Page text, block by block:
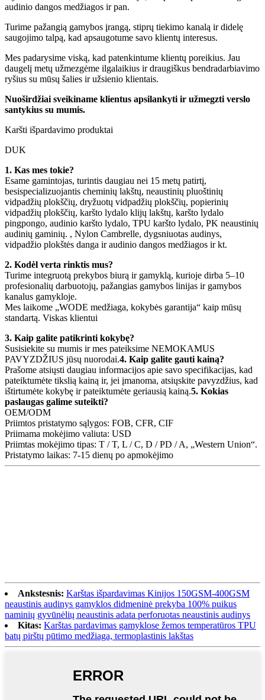
audinio dangos medžiagos ir pan.
Turime pažangią gamybos įrangą, stiprų tiekimo kanalą ir didelę
saugojimo talpą, kad apsaugotume savo klientų interesus.
Mes padarysime viską, kad patenkintume klientų poreikius. Jau
daugelį metų užmezgėme ilgalaikius ir draugiškus bendradarbiavimo
ryšius su mūsų šalies ir užsienio klientais.
Nuoširdžiai sveikiname klientus apsilankyti ir užmegzti verslo
santykius su mumis.
Karšti išpardavimo produktai
DUK
1. Kas mes tokie?
Esame gamintojas, turintis daugiau nei 15 metų patirtį,
besispecializuojantis cheminių lakštų, neaustinių pluoštinių
vidpadžių plokščių, dryžuotų vidpadžių plokščių, popierinių
vidpadžių plokščių, karšto lydalo klijų lakštų, karšto lydalo
pingpongo, audinio karšto lydalo, TPU karšto lydalo, PK neaustinių
audinių gaminių. , Nylon Cambrelle, dygsniuotas audinys,
vidpadžio plokštės danga ir audinio dangos medžiagos ir kt.
2. Kodėl verta rinktis mus?
Turime integruotą prekybos biurą ir gamyklą, kurioje dirba 5–10
profesionalių darbuotojų, pažangias gamybos linijas ir gamybos
kanalus gamykloje.
Mes laikome „WODE medžiaga, kokybės garantija“ kaip mūsų
standartą. Viskas klientui
3. Kaip galite patikrinti kokybę?
Susisiekite su mumis ir mes pateiksime NEMOKAMUS
PAVYZDŽIUS jūsų nuorodai.4. Kaip galite gauti kainą?
Prašome atsiųsti daugiau informacijos apie savo specifikacijas, kad
pateiktumėte tikslią kainą ir, jei įmanoma, atsiųskite pavyzdžius, kad
ištirtumėte kokybę ir pateiktumėte geriausią kainą.5. Kokias
paslaugas galime suteikti?
OEM/ODM
Priimtos pristatymo sąlygos: FOB, CFR, CIF
Priimama mokėjimo valiuta: USD
Priimtas mokėjimo tipas: T / T, L / C, D / PD / A, „Western Union“.
Pristatymo laikas: 7-15 dienų po apmokėjimo
Ankstesnis: Karštas išpardavimas Kinijos 150GSM-400GSM
neaustinis audinys gamyklos didmeninė prekyba 100% puikus
naminių gyvūnėlių neaustinis adata perforuotas neaustinis audinys
Kitas: Karštas pardavimas gamyklose žemos temperatūros TPU
batų pirštų pūtimo medžiaga, termoplastinis lakštas